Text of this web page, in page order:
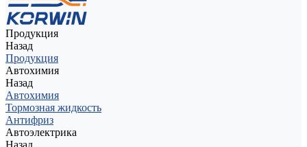
Продукция
Назад
Продукция
Автохимия
Назад
Автохимия
Тормозная жидкость
Антифриз
Автоэлектрика
Назад